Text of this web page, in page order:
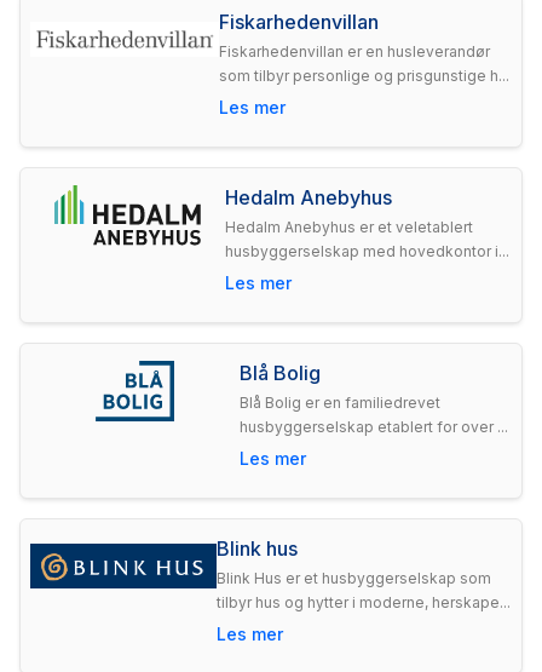
Fiskarhedenvillan
Fiskarhedenvillan er en husleverandør
som tilbyr personlige og prisgunstige h...
Les mer
Hedalm Anebyhus
Hedalm Anebyhus er et veletablert
husbyggerselskap med hovedkontor i...
Les mer
Blå Bolig
Blå Bolig er en familiedrevet
husbyggerselskap etablert for over ...
Les mer
Blink hus
Blink Hus er et husbyggerselskap som
tilbyr hus og hytter i moderne, herskape...
Les mer